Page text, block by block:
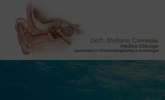
contenuto